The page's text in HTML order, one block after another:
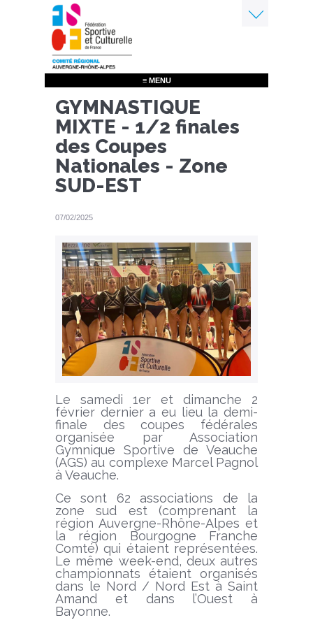
Aller
au
contenu
principal
≡ MENU
GYMNASTIQUE
MIXTE - 1/2 finales
des Coupes
Nationales - Zone
SUD-EST
07/02/2025
Le samedi 1er et dimanche 2
février dernier a eu lieu la demi-
finale des coupes fédérales
organisée par Association
Gymnique Sportive de Veauche
(AGS) au complexe Marcel Pagnol
à Veauche.
Ce sont 62 associations de la
zone sud est (comprenant la
région Auvergne-Rhône-Alpes et
la région Bourgogne Franche
Comté) qui étaient représentées.
Le même week-end, deux autres
championnats étaient organisés
dans le Nord / Nord Est à Saint
Amand et dans l’Ouest à
Bayonne.